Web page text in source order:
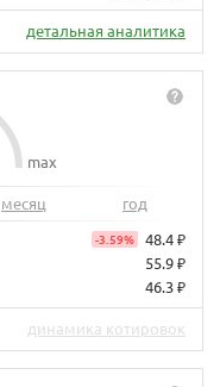
детальная аналитика
max
месяц
год
-3.59% 48.4 ₽
55.9 ₽
46.3 ₽
динамика котировок